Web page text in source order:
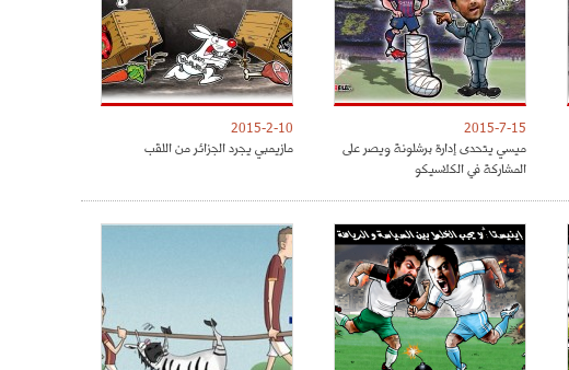
2015-7-15
ميسي يتحدى إدارة برشلونة ويصر على
المشاركة في الكلاسيكو
2015-2-10
مازيمبي يجرد الجزائر من اللقب